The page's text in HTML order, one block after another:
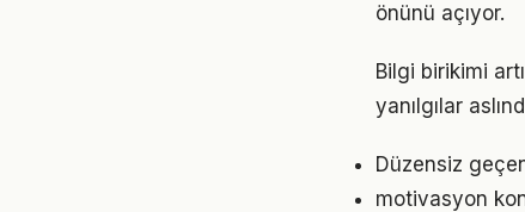
önünü açıyor.
Bilgi birikimi
yanılgılar
Düzensiz
motivasyon